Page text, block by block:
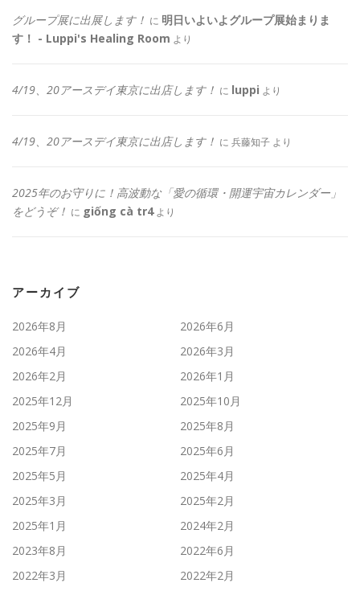
グループ展に出展します！ に 明日いよいよグループ展始まりま
す！ - Luppi's Healing Room より
4/19、20アースデイ東京に出店します！ に luppi より
4/19、20アースデイ東京に出店します！ に 兵藤知子 より
2025年のお守りに！高波動な「愛の循環・開運宇宙カレンダー」
をどうぞ！ に giống cà tr4より
アーカイブ
2026年8月
2026年6月
2026年4月
2026年3月
2026年2月
2026年1月
2025年12月
2025年10月
2025年9月
2025年8月
2025年7月
2025年6月
2025年5月
2025年4月
2025年3月
2025年2月
2025年1月
2024年2月
2023年8月
2022年6月
2022年3月
2022年2月